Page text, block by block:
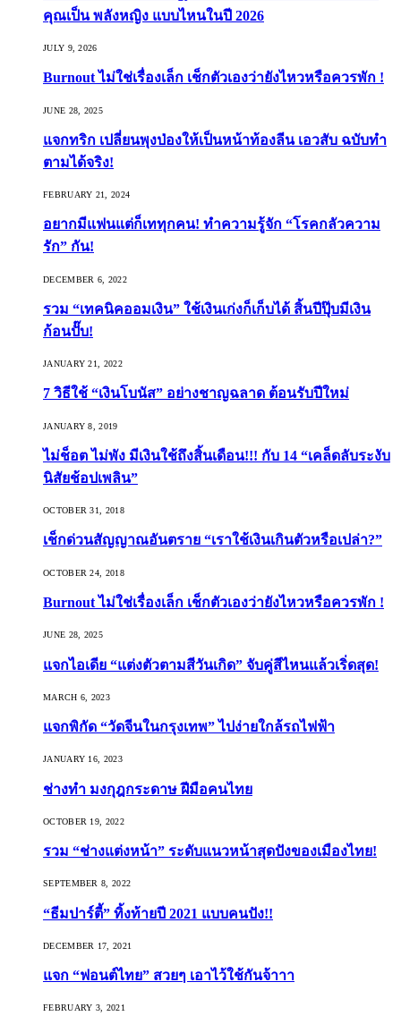
คุณเป็น พลังหญิง แบบไหนในปี 2026
JULY 9, 2026
Burnout ไม่ใช่เรื่องเล็ก เช็กตัวเองว่ายังไหวหรือควรพัก !
JUNE 28, 2025
แจกทริก เปลี่ยนพุงป่องให้เป็นหน้าท้องลีน เอวสับ ฉบับทำ
ตามได้จริง!
FEBRUARY 21, 2024
อยากมีแฟนแต่ก็เททุกคน! ทำความรู้จัก “โรคกลัวความ
รัก” กัน!
DECEMBER 6, 2022
รวม “เทคนิคออมเงิน” ใช้เงินเก่งก็เก็บได้ สิ้นปีปุ๊บมีเงิน
ก้อนปั๊บ!
JANUARY 21, 2022
7 วิธีใช้ “เงินโบนัส” อย่างชาญฉลาด ต้อนรับปีใหม่
JANUARY 8, 2019
ไม่ช็อต ไม่พัง มีเงินใช้ถึงสิ้นเดือน!!! กับ 14 “เคล็ดลับระงับ
นิสัยช้อปเพลิน”
OCTOBER 31, 2018
เช็กด่วนสัญญาณอันตราย “เราใช้เงินเกินตัวหรือเปล่า?”
OCTOBER 24, 2018
Burnout ไม่ใช่เรื่องเล็ก เช็กตัวเองว่ายังไหวหรือควรพัก !
JUNE 28, 2025
แจกไอเดีย “แต่งตัวตามสีวันเกิด” จับคู่สีไหนแล้วเริ่ดสุด!
MARCH 6, 2023
แจกพิกัด “วัดจีนในกรุงเทพ” ไปง่ายใกล้รถไฟฟ้า
JANUARY 16, 2023
ช่างทำ มงกุฎกระดาษ ฝีมือคนไทย
OCTOBER 19, 2022
รวม “ช่างแต่งหน้า” ระดับแนวหน้าสุดปังของเมืองไทย!
SEPTEMBER 8, 2022
“ธีมปาร์ตี้” ทิ้งท้ายปี 2021 แบบคนปัง!!
DECEMBER 17, 2021
แจก “ฟอนต์ไทย” สวยๆ เอาไว้ใช้กันจ้าาา
FEBRUARY 3, 2021